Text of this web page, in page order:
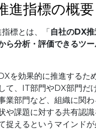
進指標の概要
標とは、「 自社のDX
ら分析・評価できるツ
を効果的に推進するた
て、IT部門やDX部門だ
業部門など、組織に関
や課題に対する共有認
捉えるというマインドが